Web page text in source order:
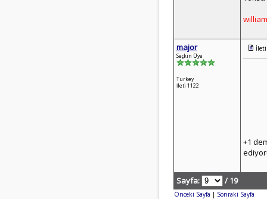
major
Seçkin Üye
Turkey
İleti 1122
+1
Sayfa: / 19
Önceki Sayfa | Sonraki Sayfa